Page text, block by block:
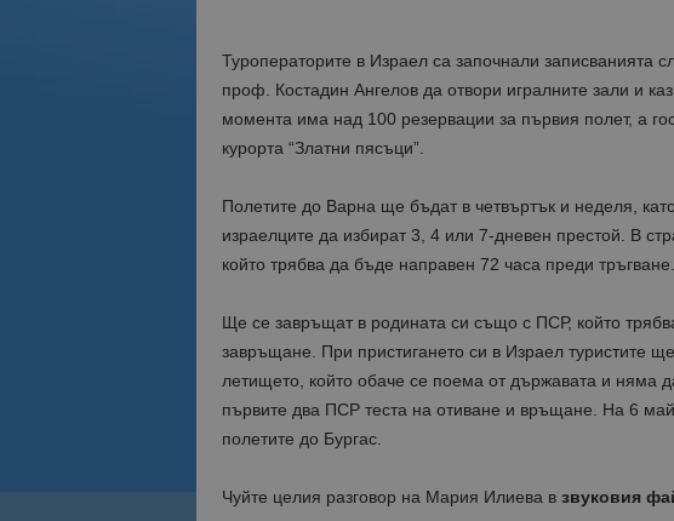
Туроператорите в Израел са започнали записванията
проф. Костадин Ангелов да отвори игралните зали и
момента има над 100 резервации за първия полет, а
курорта “Златни пясъци”.
Полетите до Варна ще бъдат в четвъртък и неделя,
израелците да избират 3, 4 или 7-дневен престой. В
който трябва да бъде направен 72 часа преди тръгване.
Ще се завръщат в родината си също с ПСР, който
завръщане. При пристигането си в Израел туристите
летището, който обаче се поема от държавата и няма
първите два ПСР теста на отиване и връщане. На 6
полетите до Бургас.
Чуйте целия разговор на Мария Илиева в звуковия